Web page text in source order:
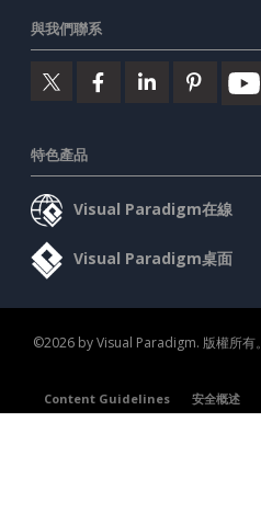
與我們聯系
特色產品
Visual Paradigm在線
Visual Paradigm桌面
©2026 by Visual Paradigm. 版權所有。
Content Guidelines
安全概述